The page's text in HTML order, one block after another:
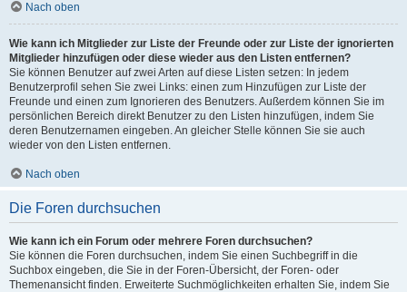
Nach oben
Wie kann ich Mitglieder zur Liste der Freunde oder zur Liste der ignorierten
Mitglieder hinzufügen oder diese wieder aus den Listen entfernen?
Sie können Benutzer auf zwei Arten auf diese Listen setzen: In jedem
Benutzerprofil sehen Sie zwei Links: einen zum Hinzufügen zur Liste der
Freunde und einen zum Ignorieren des Benutzers. Außerdem können Sie im
persönlichen Bereich direkt Benutzer zu den Listen hinzufügen, indem Sie
deren Benutzernamen eingeben. An gleicher Stelle können Sie sie auch
wieder von den Listen entfernen.
Nach oben
Die Foren durchsuchen
Wie kann ich ein Forum oder mehrere Foren durchsuchen?
Sie können die Foren durchsuchen, indem Sie einen Suchbegriff in die
Suchbox eingeben, die Sie in der Foren-Übersicht, der Foren- oder
Themenansicht finden. Erweiterte Suchmöglichkeiten erhalten Sie, indem Sie